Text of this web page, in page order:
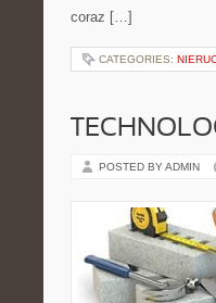
coraz […]
CATEGORIES:
POSTED BY ADMIN